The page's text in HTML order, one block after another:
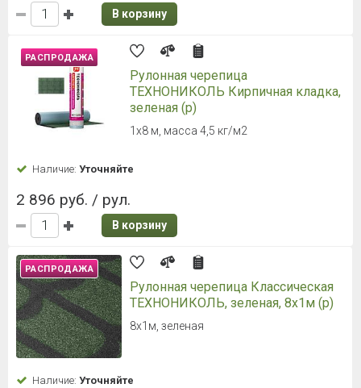
В корзину
РАСПРОДАЖА
Рулонная черепица
ТЕХНОНИКОЛЬ Кирпичная кладка,
зеленая (р)
1х8 м, масса 4,5 кг/м2
Наличие: Уточняйте
2 896 руб. / рул.
В корзину
РАСПРОДАЖА
Рулонная черепица Классическая
ТЕХНОНИКОЛЬ, зеленая, 8х1м (р)
8х1м, зеленая
Наличие: Уточняйте